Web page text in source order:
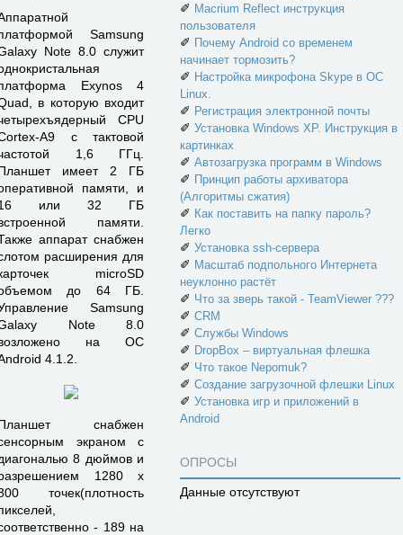
Samsung
Note 8.0 служит
Exynos 4
в которую входит
CPU
A9 с тактовой
1,6 ГГц.
имеет 2 ГБ
памяти, и
или 32 ГБ
памяти.
аппарат снабжен
расширения для
microSD
до 64 ГБ.
Samsung
Note 8.0
на ОС
4.1.2.
снабжен
экраном с
8 дюймов и
1280 х
точек(плотность
- 189 на
✐ Macrium Reflect инструкция
пользователя
✐ Почему Android со временем
начинает тормозить?
✐ Настройка микрофона Skype в ОС
Linux.
✐ Регистрация электронной почты
✐ Установка Windows XP. Инструкция в
картинках
✐ Автозагрузка программ в Windows
✐ Принцип работы архиватора
(Алгоритмы сжатия)
✐ Как поставить на папку пароль?
Легко
✐ Установка ssh-сервера
✐ Масштаб подпольного Интернета
неуклонно растёт
✐ Что за зверь такой - TeamViewer ???
✐ CRM
✐ Службы Windows
✐ DropBox – виртуальная флешка
✐ Что такое Nepomuk?
✐ Создание загрузочной флешки Linux
✐ Установка игр и приложений в
Android
ОПРОСЫ
Данные отсутствуют